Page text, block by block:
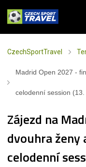
CzechSportTravel
Madrid Open 2027 -
celodenní session (13.
Zájezd na
dvouhra
celodenní